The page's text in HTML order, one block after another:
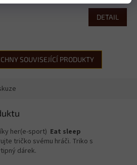
DETAIL
SOUVISEJÍCÍ PRODUKTY
her(e-sport) Eat sleep
tričko svému hráči. Triko s
dárek.